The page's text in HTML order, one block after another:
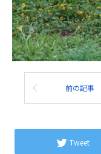
前の記事
Tweet